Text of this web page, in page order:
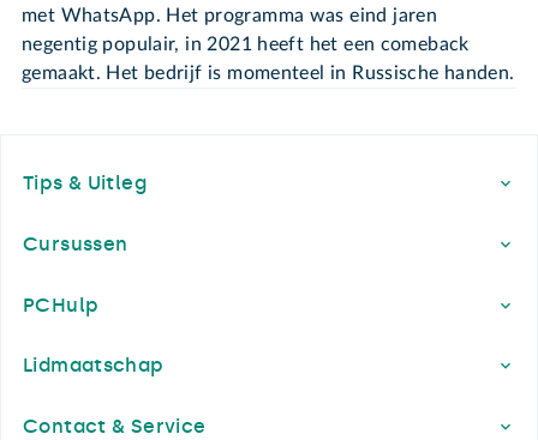
met WhatsApp. Het programma was eind jaren
negentig populair, in 2021 heeft het een comeback
gemaakt. Het bedrijf is momenteel in Russische handen.
Tips & Uitleg
Cursussen
PCHulp
Lidmaatschap
Contact & Service